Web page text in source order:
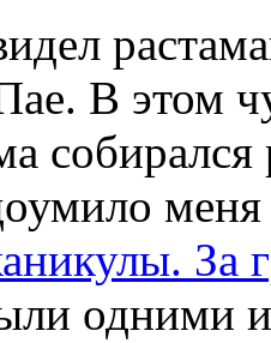
В этом
меня
За
одними